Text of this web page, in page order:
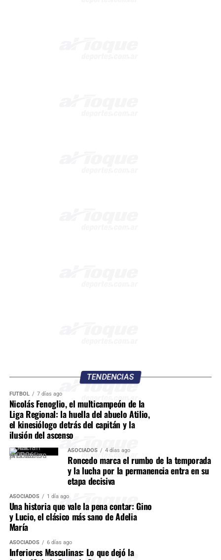
TENDENCIAS
FÚTBOL 7 días ago
Nicolás Fenoglio, el multicampeón de la
Liga Regional: la huella del abuelo Atilio,
el kinesiólogo detrás del capitán y la
ilusión del ascenso
ASOCIADOS 4 días ago
Roncedo marca el rumbo de la temporada
y la lucha por la permanencia entra en su
etapa decisiva
ASOCIADOS 1 día ago
Una historia que vale la pena contar: Gino
y Lucio, el clásico más sano de Adelia
María
ASOCIADOS 6 días ago
Inferiores Masculinas: Lo que dejó la